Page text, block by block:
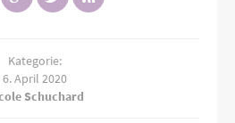
Kategorie:
6. April 2020
Schuchard